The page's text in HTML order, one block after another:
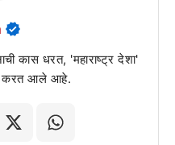
कास धरत, 'महाराष्ट्र देशा'
करत आले आहे.